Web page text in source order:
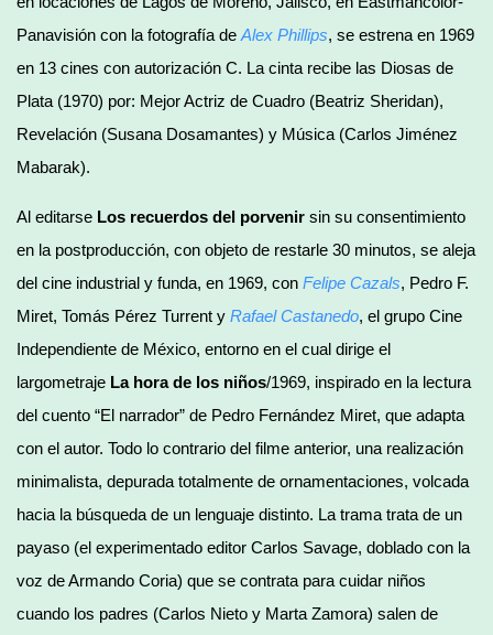
Panavisión con la fotografía de Alex Phillips, se estrena en 1969
en 13 cines con autorización C. La cinta recibe las Diosas de
Plata (1970) por: Mejor Actriz de Cuadro (Beatriz Sheridan),
Revelación (Susana Dosamantes) y Música (Carlos Jiménez
Mabarak).
Al editarse Los recuerdos del porvenir sin su consentimiento
en la postproducción, con objeto de restarle 30 minutos, se aleja
del cine industrial y funda, en 1969, con Felipe Cazals, Pedro F.
Miret, Tomás Pérez Turrent y Rafael Castanedo, el grupo Cine
Independiente de México, entorno en el cual dirige el
largometraje La hora de los niños/1969, inspirado en la lectura
del cuento “El narrador” de Pedro Fernández Miret, que adapta
con el autor. Todo lo contrario del filme anterior, una realización
minimalista, depurada totalmente de ornamentaciones, volcada
hacia la búsqueda de un lenguaje distinto. La trama trata de un
payaso (el experimentado editor Carlos Savage, doblado con la
voz de Armando Coria) que se contrata para cuidar niños
cuando los padres (Carlos Nieto y Marta Zamora) salen de